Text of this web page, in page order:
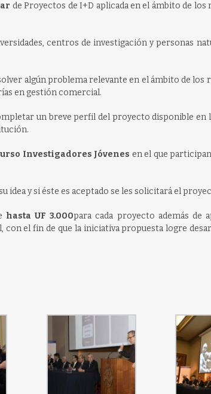
de Proyectos de I+D aplicada en el ámbito de
centros de investigación y personas
algún problema relevante en el ámbito de los
en gestión comercial.
un breve perfil del proyecto disponible en
Investigadores Jóvenes en el que
idea y si éste es aceptado se les solicitará el
hasta UF 3.000para cada proyecto además de
el fin de que la iniciativa propuesta logre